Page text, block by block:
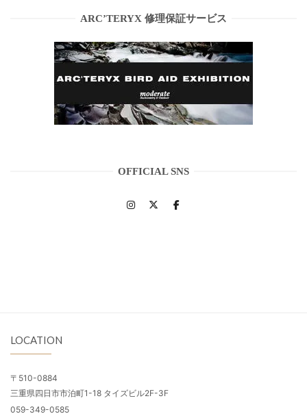
ARC’TERYX 修理保証サービス
OFFICIAL SNS
LOCATION
〒510-0884
三重県四日市市泊町1-18 タイズビル2F-3F
059-349-0585